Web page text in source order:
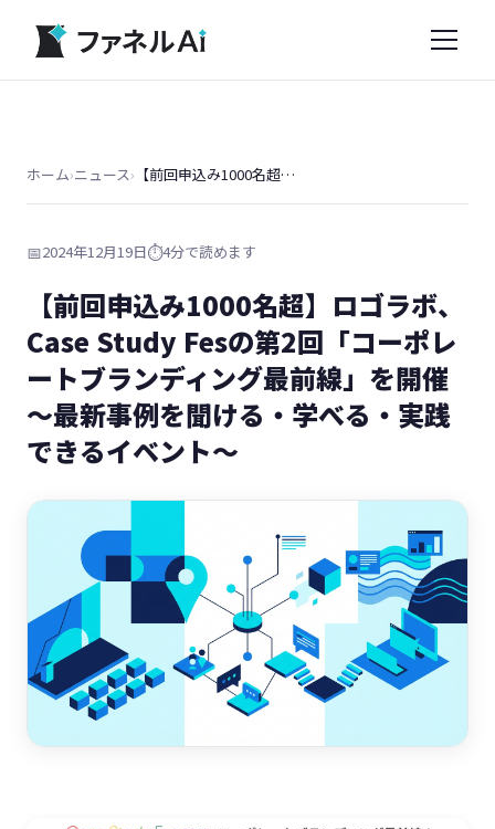
ホーム›ニュース› 【前回申込み1000名超】ロゴラボ、Case Study Fesの第2回「コーポレートブランディング最前線」を開催 〜最新事例を聞ける・学べる・実践できるイベント〜
📅2024年12月19日⏱️4分で読めます
【前回申込み1000名超】ロゴラボ、
Case Study Fesの第2回「コーポレ
ートブランディング最前線」を開催
〜最新事例を聞ける・学べる・実践
できるイベント〜